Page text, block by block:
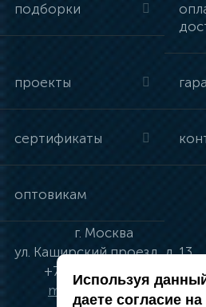
подборки
проекты
сертификаты
оптовикам
г. Москва
ул. Каширский проезд, д. 13
+7 (495) 134-41-83
moskva@vincci.ru
Используя
даете согласие на